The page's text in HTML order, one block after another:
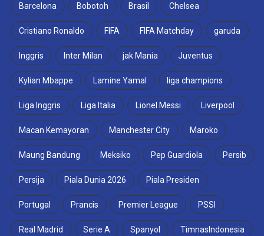
Barcelona Bobotoh Brasil Chelsea
Cristiano Ronaldo FIFA FIFA Matchday garuda
Inggris Inter Milan jak Mania Juventus
Kylian Mbappe Lamine Yamal liga champions
Liga Inggris Liga Italia Lionel Messi Liverpool
Macan Kemayoran Manchester City Maroko
Maung Bandung Meksiko Pep Guardiola Persib
Persija Piala Dunia 2026 Piala Presiden
Portugal Prancis Premier League PSSI
Real Madrid Serie A Spanyol TimnasIndonesia